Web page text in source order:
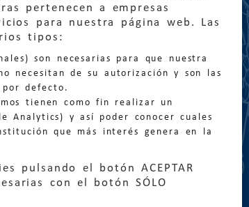
pertenecen a empresas
para nuestra página web. Las
tipos:
son necesarias para que nuestra
necesitan de su autorización y son las
por defecto.
tienen como fin realizar un
Analytics) y así poder conocer cuales
que más interés genera en la
pulsando el botón ACEPTAR
con el botón SÓLO
210/ 976 399 354